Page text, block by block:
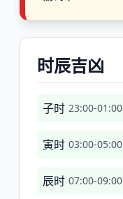
时辰吉凶
子时 23:00-01:00
寅时 03:00-05:00
辰时 07:00-09:00